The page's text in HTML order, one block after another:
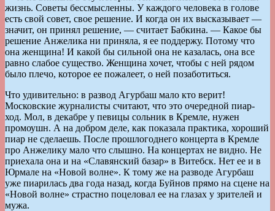
жизнь. Советы бессмысленны. У каждого человека в голове
есть свой совет, свое решение. И когда он их высказывает —
значит, он принял решение, — считает Бабкина. — Какое бы
решение Анжелика ни приняла, я ее поддержу. Потому что
она женщина! И какой бы сильной она не казалась, она все
равно слабое существо. Женщина хочет, чтобы с ней рядом
было плечо, которое ее пожалеет, о ней позаботиться.
Что удивительно: в развод Агурбаш мало кто верит!
Московские журналисты считают, что это очередной пиар-
ход. Мол, в декабре у певицы сольник в Кремле, нужен
промоушн. А на добром деле, как показала практика, хороший
пиар не сделаешь. После прошлогоднего концерта в Кремле
про Анжелику мало что слышно. На концертах не видно. Не
приехала она и на «Славянский базар» в Витебск. Нет ее и в
Юрмале на «Новой волне». К тому же на разводе Агурбаш
уже пиарилась два года назад, когда Буйнов прямо на сцене на
«Новой волне» страстно поцеловал ее на глазах у зрителей и
мужа.